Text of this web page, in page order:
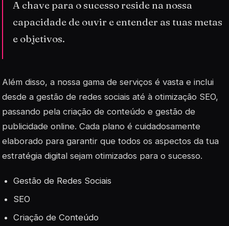
A chave para o sucesso reside na nossa
capacidade de ouvir e entender as tuas metas
e objetivos.
Além disso, a nossa gama de serviços é vasta e inclui
desde a gestão de redes sociais até à otimização SEO,
passando pela criação de conteúdo e gestão de
publicidade online. Cada plano é cuidadosamente
elaborado para garantir que todos os aspectos da tua
estratégia digital sejam otimizados para o sucesso.
Gestão de Redes Sociais
SEO
Criação de Conteúdo